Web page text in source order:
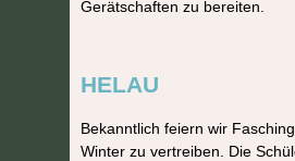
Gerätschaften zu bereiten.
HELAU
Bekanntlich feiern wir
Winter zu vertreiben. Die